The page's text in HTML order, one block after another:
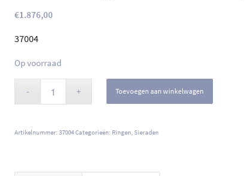
€1.876,00
37004
Op voorraad
Toevoegen aan winkelwagen
Artikelnummer:37004Categorieën: Ringen ,Sieraden